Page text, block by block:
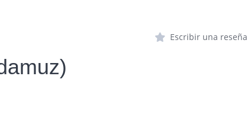
Escribir una reseña